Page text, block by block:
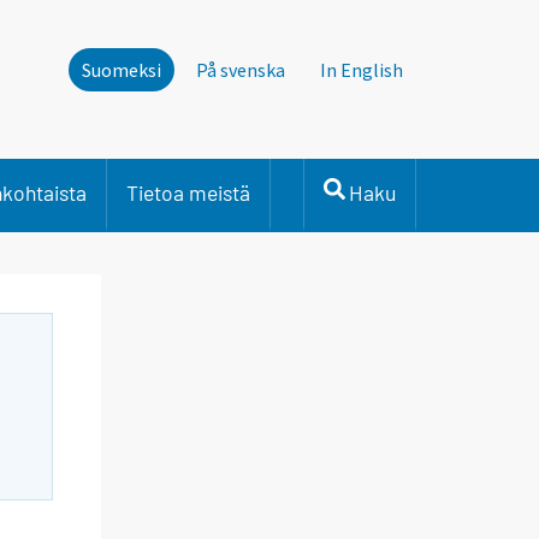
Suomeksi På svenska In English
Tietoa meistä Haku